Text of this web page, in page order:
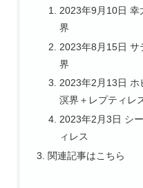
2023年9月10日 幸
界
2023年8月15日 サ
界
2023年2月13日 ホ
溟界＋レプティレ
2023年2月3日 シ
ィレス
関連記事はこちら